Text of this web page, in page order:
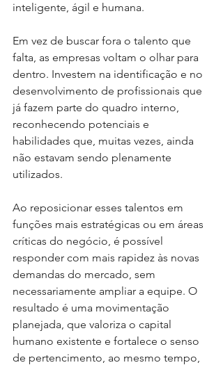
inteligente, ágil e humana.
Em vez de buscar fora o talento que
falta, as empresas voltam o olhar para
dentro. Investem na identificação e no
desenvolvimento de profissionais que
já fazem parte do quadro interno,
reconhecendo potenciais e
habilidades que, muitas vezes, ainda
não estavam sendo plenamente
utilizados.
Ao reposicionar esses talentos em
funções mais estratégicas ou em áreas
críticas do negócio, é possível
responder com mais rapidez às novas
demandas do mercado, sem
necessariamente ampliar a equipe. O
resultado é uma movimentação
planejada, que valoriza o capital
humano existente e fortalece o senso
de pertencimento, ao mesmo tempo,